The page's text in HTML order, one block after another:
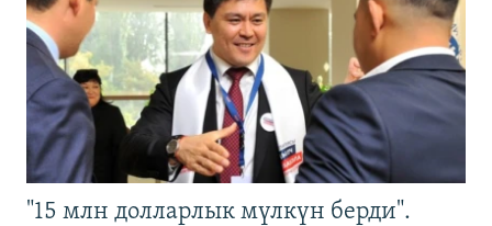
"15 млн долларлык мүлкүн берди".